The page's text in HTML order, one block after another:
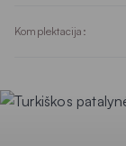
Komplektacija: